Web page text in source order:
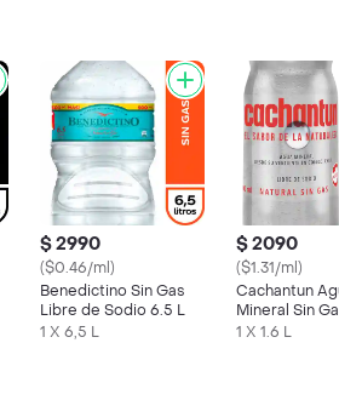
$ 2990
($0.46/ml)
Benedictino Sin Gas
Libre de Sodio 6.5 L
1 X 6,5 L
$ 2090
($1.31/ml)
Cachantun
Mineral Sin
Libre de Sodio
1 X 1.6 L